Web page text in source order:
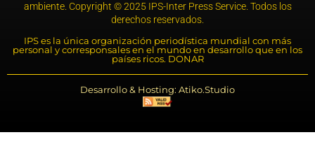
ambiente. Copyright © 2025 IPS-Inter Press Service. Todos los
derechos reservados.
IPS es la única organización periodística mundial con más
personal y corresponsales en el mundo en desarrollo que en los
países ricos. DONAR
Desarrollo & Hosting: Atiko.Studio